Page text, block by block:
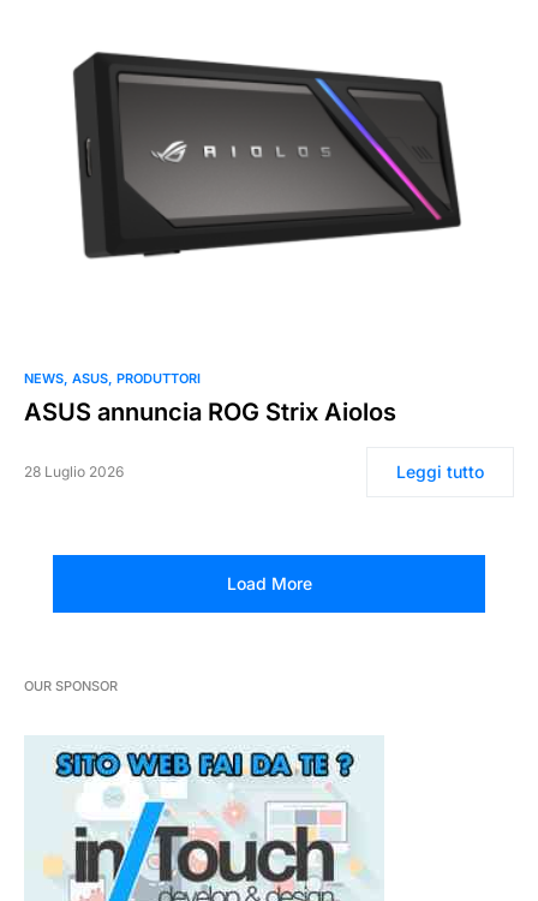
0
NEWS ASUS PRODUTTORI
ASUS annuncia ROG Strix Aiolos
28 Luglio 2026 Leggi tutto
Load More
OUR SPONSOR